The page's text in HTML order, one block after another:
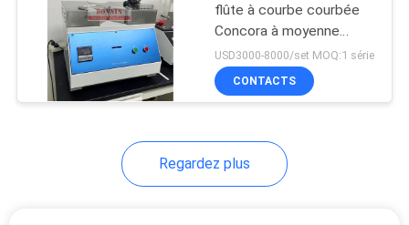
caoutchouc en
flûte à courbe courbée
Concora à moyenne
hauteur
USD3000-8000/set MOQ:1 série
CONTACTS
Regardez plus